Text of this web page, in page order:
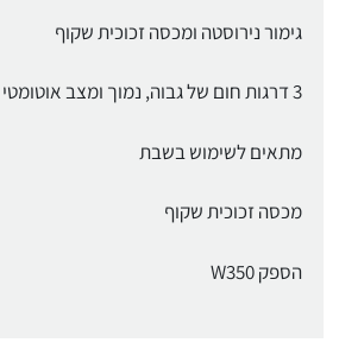
גימור נירוסטה ומכסה זכוכית שקוף
3 דרגות חום של גבוה, נמוך ומצב אוטומטי
מתאים לשימוש בשבת
מכסה זכוכית שקוף
הספק W350